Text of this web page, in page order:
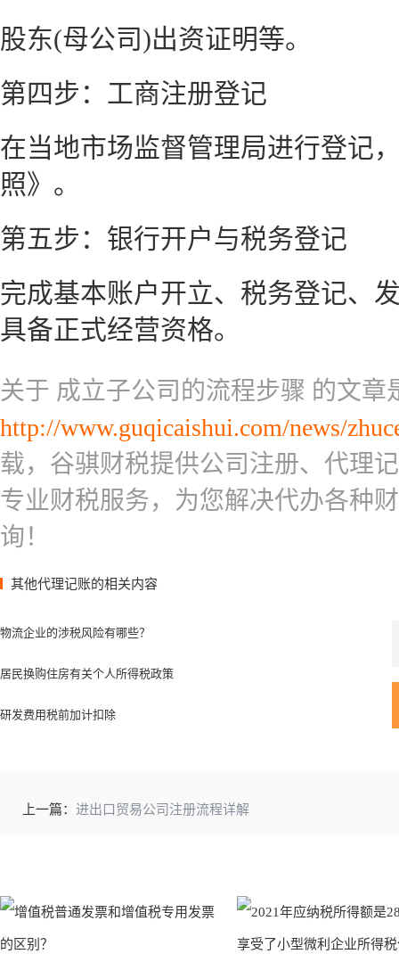
股东(母公司)出资证明等。
第四步：工商注册登记
在当地市场监督管理局进行登记
照》。
第五步：银行开户与税务登记
完成基本账户开立、税务登记、
具备正式经营资格。
关于 成立子公司的流程步骤 的文章
http://www.guqicaishui.com/news/
载，谷骐财税提供公司注册、代理
专业财税服务，为您解决代办各种
询！
其他代理记账的相关内容
物流企业的涉税风险有哪些？
居民换购住房有关个人所得税政策
研发费用税前加计扣除
上一篇： 进出口贸易公司注册流程详解